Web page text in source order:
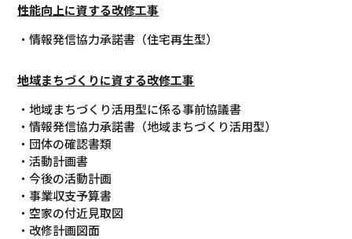
性能向上に資する改修工事
・情報発信協力承諾書（住宅再生型）
地域まちづくりに資する改修工事
・地域まちづくり活用型に係る事前協議書
・情報発信協力承諾書（地域まちづくり活用型）
・団体の確認書類
・活動計画書
・今後の活動計画
・事業収支予算書
・空家の付近見取図
・改修計画図面